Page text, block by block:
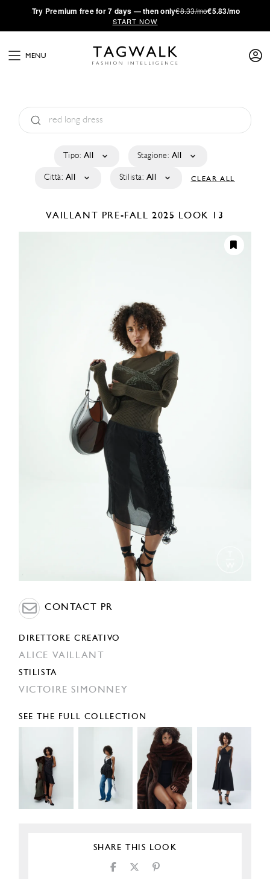
·Try Premium free for 7 days — then only€8.33/mo€5.83/mo
START NOW
MENU
Tipo: All Stagione: All
Città: All Stilista: All CLEAR ALL
VAILLANT PRE-FALL 2025 LOOK 13
CONTACT PR
DIRETTORE CREATIVO
ALICE VAILLANT
STILISTA
VICTOIRE SIMONNEY
SEE THE FULL COLLECTION
SHARE THIS LOOK